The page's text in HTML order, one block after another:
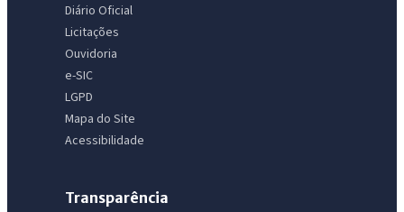
Diário Oficial
Licitações
Ouvidoria
e-SIC
LGPD
Mapa do Site
Acessibilidade
Transparência